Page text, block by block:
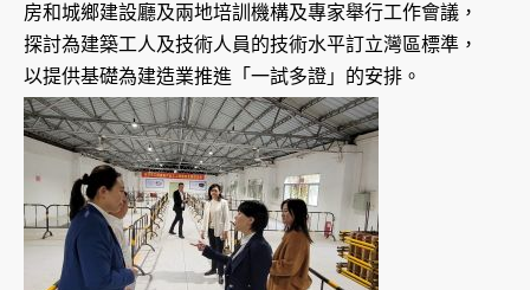
房和城鄉建設廳及兩地培訓機構及專家舉行工作會議，
探討為建築工人及技術人員的技術水平訂立灣區標準，
以提供基礎為建造業推進「一試多證」的安排。